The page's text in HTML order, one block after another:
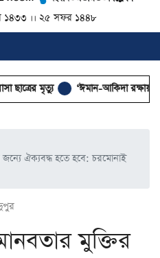
১৪৩৩ ।। ২৫ সফর ১৪৪৮
মৃত্যু ‘ঈমান-আকিদা রক্ষায় দেশের
ঐক্যবদ্ধ হতে হবে: চরমোনাই
মুক্তির